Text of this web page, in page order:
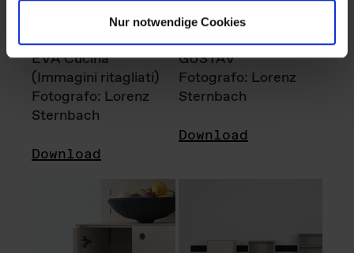
Nur notwendige Cookies
EVA Cucina
(Immagini ritagliati)
Fotografo: Lorenz
Sternbach
Download
GUSTAV
Fotografo: Lorenz
Sternbach
Download